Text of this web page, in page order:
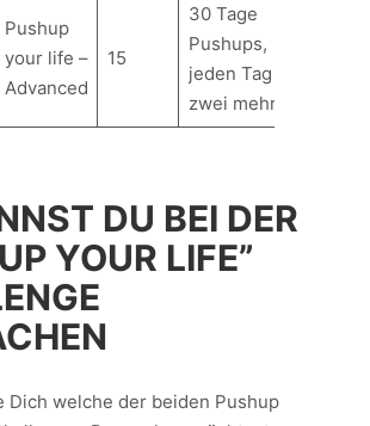
Pushup
your life –
Advanced
15
30 Tage
Pushups,
jeden Tag
zwei mehr
DU BEI DER
YOUR LIFE”
Dich welche der beiden Pushup